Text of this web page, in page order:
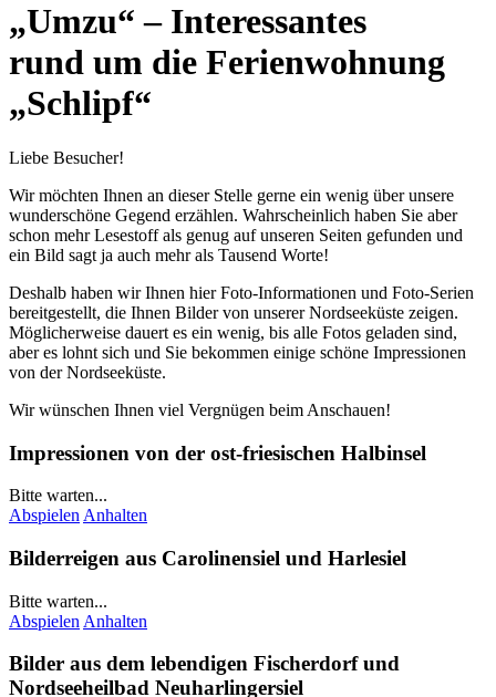
„Umzu“ – Interessantes
rund um die Ferienwohnung
„Schlipf“
Liebe Besucher!
Wir möchten Ihnen an dieser Stelle gerne ein wenig über unsere
wunderschöne Gegend erzählen. Wahrscheinlich haben Sie aber
schon mehr Lesestoff als genug auf unseren Seiten gefunden und
ein Bild sagt ja auch mehr als Tausend Worte!
Deshalb haben wir Ihnen hier Foto-Informationen und Foto-Serien
bereitgestellt, die Ihnen Bilder von unserer Nordseeküste zeigen.
Möglicherweise dauert es ein wenig, bis alle Fotos geladen sind,
aber es lohnt sich und Sie bekommen einige schöne Impressionen
von der Nordseeküste.
Wir wünschen Ihnen viel Vergnügen beim Anschauen!
Impressionen von der ost-friesischen Halbinsel
Bitte warten...
Abspielen Anhalten
Bilderreigen aus Carolinensiel und Harlesiel
Bitte warten...
Abspielen Anhalten
Bilder aus dem lebendigen Fischerdorf und
Nordseeheilbad Neuharlingersiel